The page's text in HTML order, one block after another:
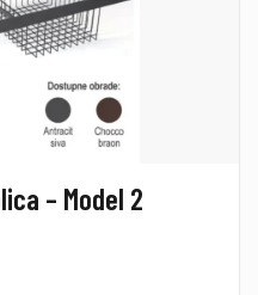
– Model 2